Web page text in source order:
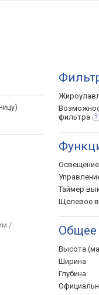
/
фильтра
Освещение
Таймер
Щелевое
Общее
Высота
Ширина
Глубина